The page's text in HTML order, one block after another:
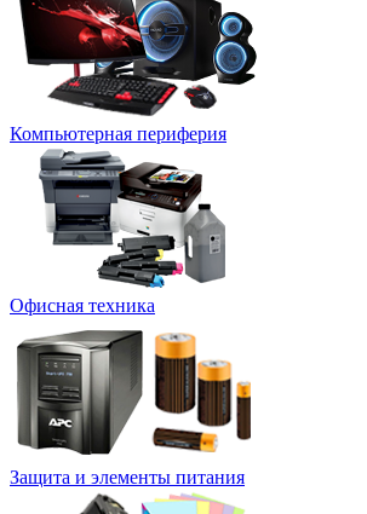
Компьютерная периферия
Офисная техника
Защита и элементы питания